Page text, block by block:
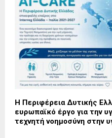
Η Περιφέρεια Δυτικής
ευρωπαϊκό έργο για την
τεχνητή νοημοσύνη στην